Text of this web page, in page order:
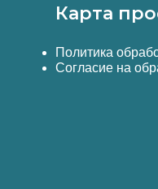
Карта
Политика
Согласие на